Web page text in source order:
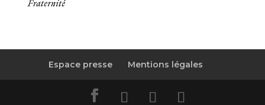
Espace presse Mentions légales